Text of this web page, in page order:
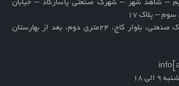
– شاهد شهر – شهرک صنعتی پاسارگاد – خیابان
– پلاک 17
یزد، شهرک صنعتی، بلوار کاج، ۲۴متری دوم، بعد از بهارستان
الی 18